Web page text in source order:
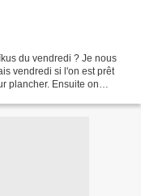
du vendredi ? Je nous
vendredi si l'on est prêt
plancher. Ensuite on